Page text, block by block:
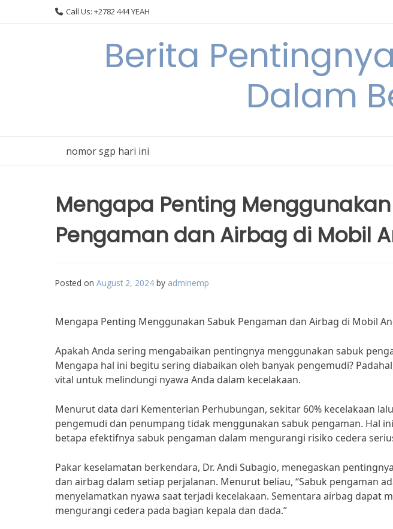
Call Us: +2782 444 YEAH
Berita
Dalam
nomor sgp hari ini
Mengapa Penting
Pengaman dan Airbag di Mobil
Posted on August 2, 2024 by adminemp
Mengapa Penting Menggunakan Sabuk Pengaman dan Airbag di Mobil
Apakah Anda sering mengabaikan pentingnya menggunakan sabuk
Mengapa hal ini begitu sering diabaikan oleh banyak pengemudi?
vital untuk melindungi nyawa Anda dalam kecelakaan.
Menurut data dari Kementerian Perhubungan, sekitar 60% kecelakaan
pengemudi dan penumpang tidak menggunakan sabuk pengaman. Hal
betapa efektifnya sabuk pengaman dalam mengurangi risiko cedera
Pakar keselamatan berkendara, Dr. Andi Subagio, menegaskan
dan airbag dalam setiap perjalanan. Menurut beliau, “Sabuk pengaman
menyelamatkan nyawa saat terjadi kecelakaan. Sementara airbag dapat
mengurangi cedera pada bagian kepala dan dada.”